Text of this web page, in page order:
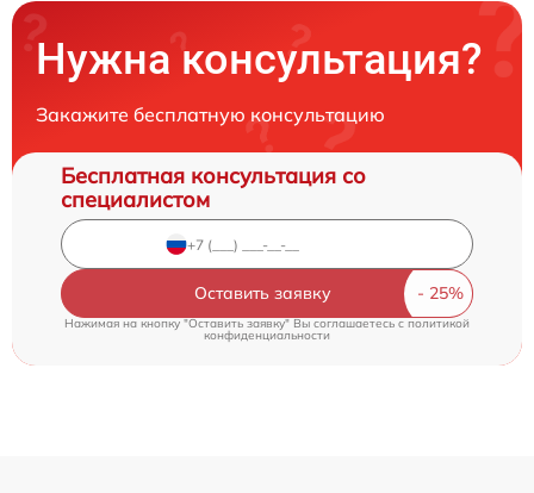
Нужна консультация?
Закажите бесплатную консультацию
Бесплатная консультация со
специалистом
Оставить заявку
Нажимая на кнопку "Оставить заявку" Вы соглашаетесь cполитикой
конфиденциальности